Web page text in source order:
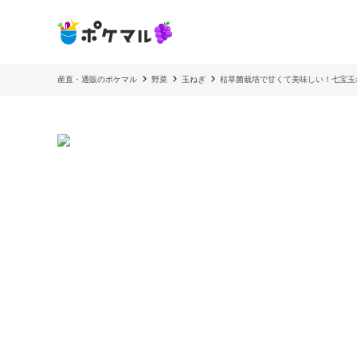
産直・通販のポケマル 野菜 玉ねぎ 枯草菌栽培で甘くて美味しい！七宝玉